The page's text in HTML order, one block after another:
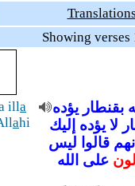
Translations
illa
ahi
بقنطار يؤده
لا يؤده إليك
قالوا ليس
على الله